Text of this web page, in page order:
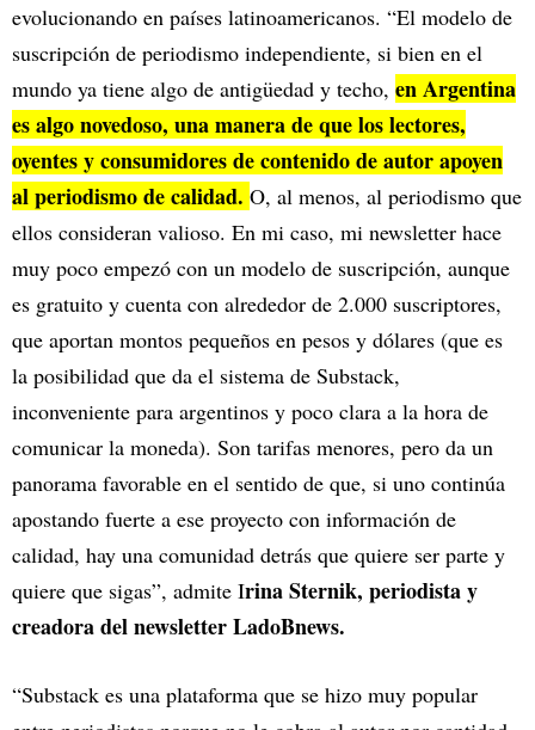
evolucionando en países latinoamericanos. “El modelo de
suscripción de periodismo independiente, si bien en el
mundo ya tiene algo de antigüedad y techo, en Argentina
es algo novedoso, una manera de que los lectores,
oyentes y consumidores de contenido de autor apoyen
al periodismo de calidad. O, al menos, al periodismo que
ellos consideran valioso. En mi caso, mi newsletter hace
muy poco empezó con un modelo de suscripción, aunque
es gratuito y cuenta con alrededor de 2.000 suscriptores,
que aportan montos pequeños en pesos y dólares (que es
la posibilidad que da el sistema de Substack,
inconveniente para argentinos y poco clara a la hora de
comunicar la moneda). Son tarifas menores, pero da un
panorama favorable en el sentido de que, si uno continúa
apostando fuerte a ese proyecto con información de
calidad, hay una comunidad detrás que quiere ser parte y
quiere que sigas”, admite Irina Sternik, periodista y
creadora del newsletter LadoBnews.
“Substack es una plataforma que se hizo muy popular